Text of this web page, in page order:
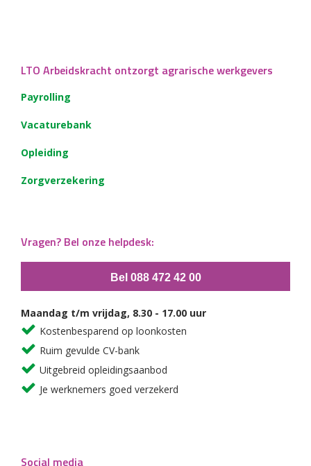
LTO Arbeidskracht ontzorgt agrarische werkgevers
Payrolling
Vacaturebank
Opleiding
Zorgverzekering
Vragen? Bel onze helpdesk:
Bel 088 472 42 00
Maandag t/m vrijdag, 8.30 - 17.00 uur
Kostenbesparend op loonkosten
Ruim gevulde CV-bank
Uitgebreid opleidingsaanbod
Je werknemers goed verzekerd
Social media